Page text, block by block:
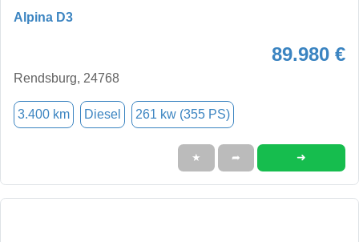
Alpina D3
89.980 €
Rendsburg, 24768
3.400 km Diesel 261 kw (355 PS)
★ ➦ ➜